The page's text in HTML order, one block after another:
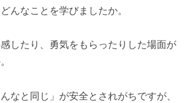
んなことを学びましたか。
したり、勇気をもらったりした場面が
なと同じ」が安全とされがちですが、